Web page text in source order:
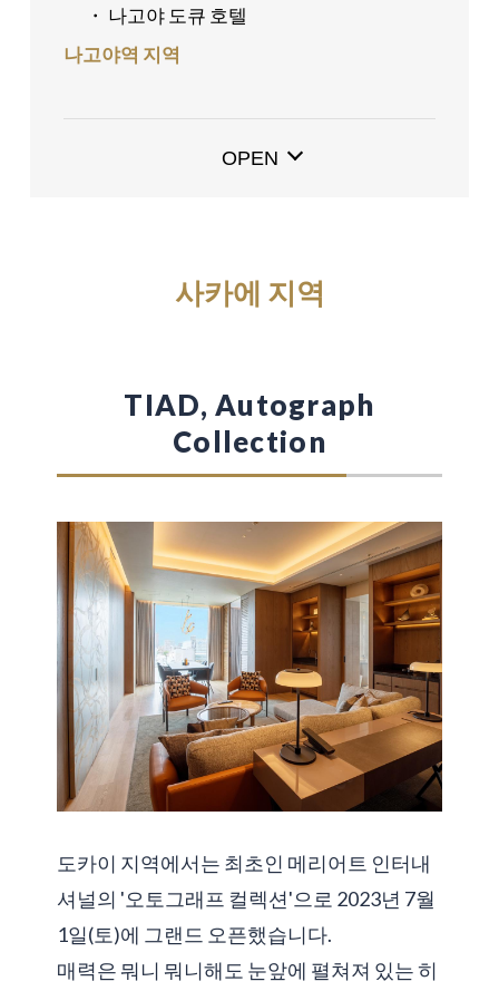
・ 나고야 도큐 호텔
나고야역 지역
・ 더 스트링스 호텔 나고야
・ 힐튼 나고야
관광 호텔)
가나야마 지역
・ ANA 크라운 플라자 호텔 그랜드 코트 나
OPEN
사카에 지역
TIAD, Autograph
Collection
도카이 지역에서는 최초인 메리어트 인터내
셔널의 '오토그래프 컬렉션'으로 2023년 7월
1일(토)에 그랜드 오픈했습니다.
매력은 뭐니 뭐니해도 눈앞에 펼쳐져 있는 히